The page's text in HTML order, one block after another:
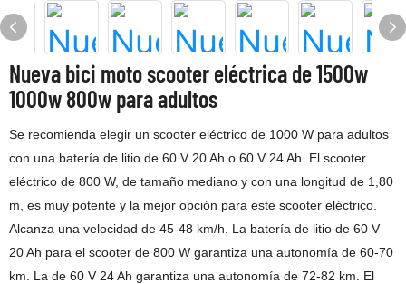
Nueva bici moto scooter eléctrica de 1500w
1000w 800w para adultos
Se recomienda elegir un scooter eléctrico de 1000 W para adultos
con una batería de litio de 60 V 20 Ah o 60 V 24 Ah. El scooter
eléctrico de 800 W, de tamaño mediano y con una longitud de 1,80
m, es muy potente y la mejor opción para este scooter eléctrico.
Alcanza una velocidad de 45-48 km/h. La batería de litio de 60 V
20 Ah para el scooter de 800 W garantiza una autonomía de 60-70
km. La de 60 V 24 Ah garantiza una autonomía de 72-82 km. El